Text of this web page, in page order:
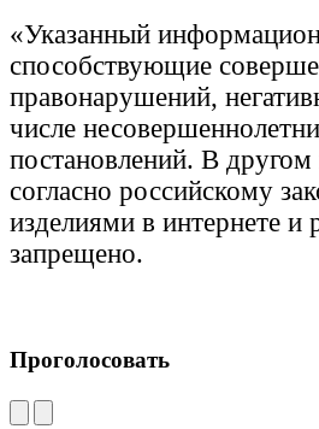
«Указанный
способствующие
правонарушений,
числе
постановлений. В
согласно российскому
изделиями в интернете
запрещено.
Проголосовать